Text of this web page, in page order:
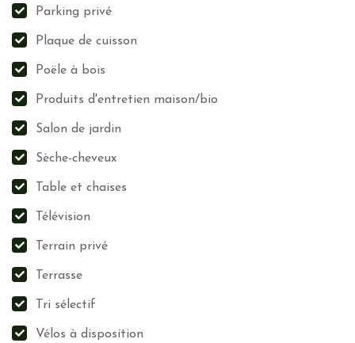
Parking privé
Plaque de cuisson
Poële à bois
Produits d'entretien maison/bio
Salon de jardin
Sèche-cheveux
Table et chaises
Télévision
Terrain privé
Terrasse
Tri sélectif
Vélos à disposition